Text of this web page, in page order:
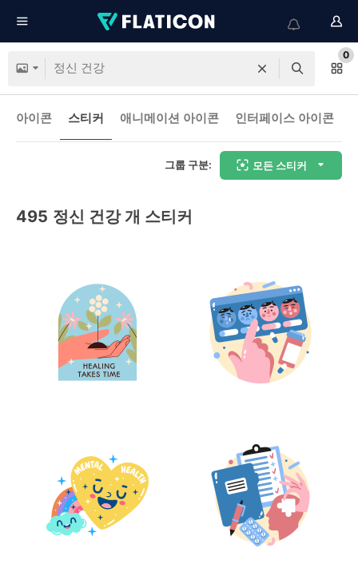
0
아이콘 스티커 애니메이션 아이콘 인터페이스 아이콘
그룹 구분: 모든 스티커
495 정신 건강 개 스티커